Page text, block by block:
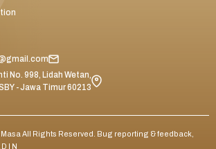
No. 998, Lidah Wetan,
- Jawa Timur 60213
All Rights Reserved. Bug reporting & feedback,
D I N